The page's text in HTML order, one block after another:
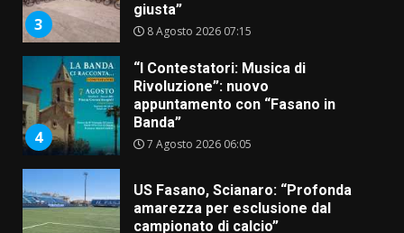
3
giusta”
8 Agosto 2026 07:15
4
“I Contestatori: Musica di
Rivoluzione”: nuovo
appuntamento con “Fasano in
Banda”
7 Agosto 2026 06:05
US Fasano, Scianaro: “Profonda
amarezza per esclusione dal
campionato di calcio”